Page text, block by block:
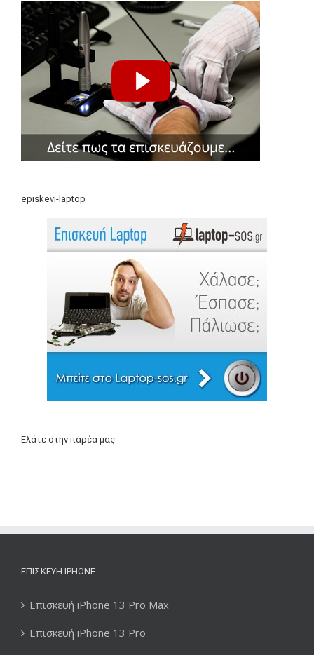
episkevi-laptop
Ελάτε στην παρέα μας
ΕΠΙΣΚΕΥΉ IPHONE
Επισκευή iPhone 13 Pro Max
Επισκευή iPhone 13 Pro